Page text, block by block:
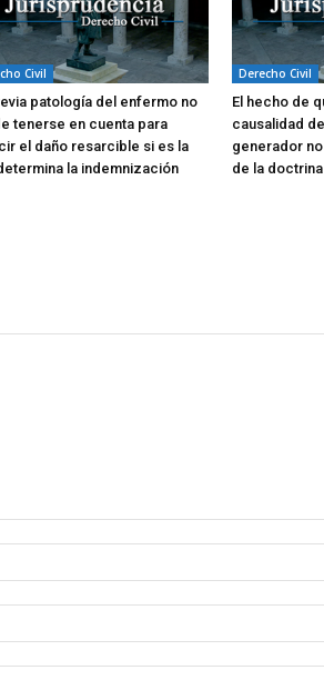
Civil
patología del enfermo no
tenerse en cuenta para
el daño resarcible si es la
la indemnización
Derecho Civil
El hecho de
causalidad
generador
de la